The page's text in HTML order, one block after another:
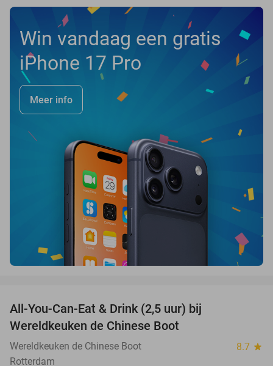
Win vandaag een gratis
iPhone 17 Pro
Meer info
All-You-Can-Eat & Drink (2,5 uur) bij
Wereldkeuken de Chinese Boot
Wereldkeuken de Chinese Boot 8.7 star
Rotterdam